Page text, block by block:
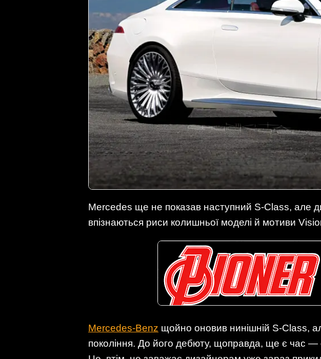
Mercedes ще не показав наступний S-Class,
впізнаються риси колишньої моделі й мотиви
Mercedes-Benz щойно оновив нинішній S-Class,
покоління. До його дебюту, щоправда, ще є час —